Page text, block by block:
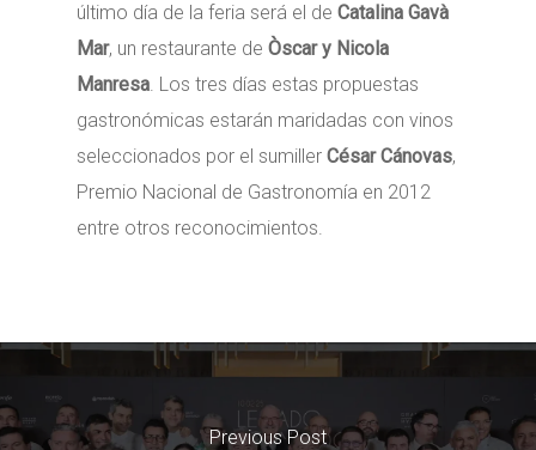
último día de la feria será el de Catalina Gavà
Mar, un restaurante de Òscar y Nicola
Manresa. Los tres días estas propuestas
gastronómicas estarán maridadas con vinos
seleccionados por el sumiller César Cánovas,
Premio Nacional de Gastronomía en 2012
entre otros reconocimientos.
Previous Post